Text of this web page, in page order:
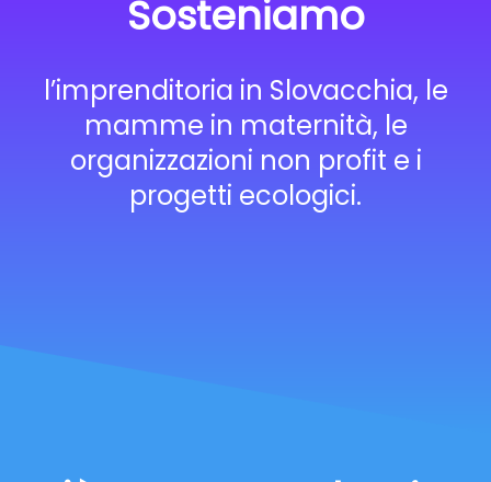
Sosteniamo
l’imprenditoria in Slovacchia, le
mamme in maternità, le
organizzazioni non profit e i
progetti ecologici.